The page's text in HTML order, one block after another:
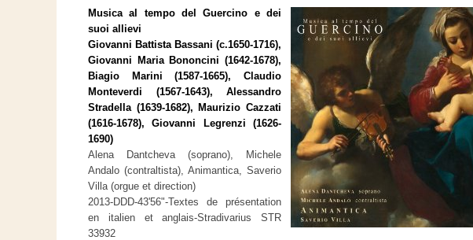
Musica al tempo del Guercino e dei
suoi allievi
Giovanni Battista Bassani (c.1650-1716),
Giovanni Maria Bononcini (1642-1678),
Biagio Marini (1587-1665), Claudio
Monteverdi (1567-1643), Alessandro
Stradella (1639-1682), Maurizio Cazzati
(1616-1678), Giovanni Legrenzi (1626-
1690)
Alena Dantcheva (soprano), Michele
Andalo (contraltista), Animantica, Saverio
Villa (orgue et direction)
2013-DDD-43'56"-Textes de présentation
en italien et anglais-Stradivarius STR
33932